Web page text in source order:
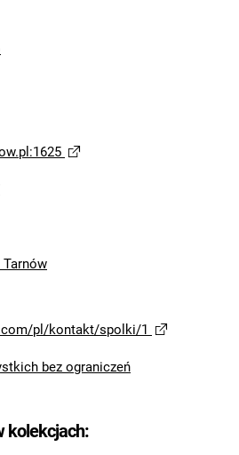
1967, nr 11
Azotowych im.
1967, nr 12
Azotowych im.
1967, nr 13
Azotowych im.
Azotowych im.
Azotowych im.
: Organ Samorządu
1967, nr 17
Tarnów
pl/kontakt/spolki/1
bez ograniczeń
kolekcjach: